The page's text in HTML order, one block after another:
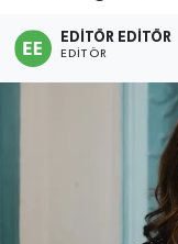
EDITÖR EDITÖR
EDITÖR